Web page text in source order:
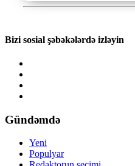
Bizi sosial şəbəkələrdə izləyin
Gündəmdə
Yeni
Populyar